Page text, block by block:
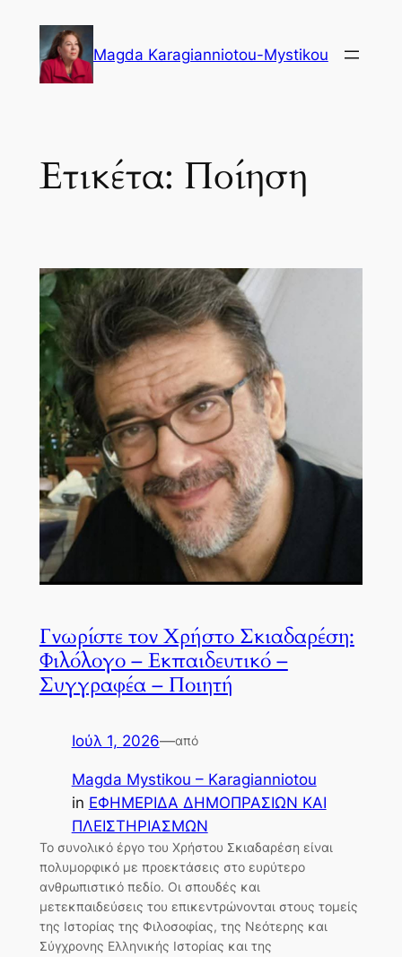
περιεχόμενο
Magda Karagianniotou-Mystikou
Ετικέτα: Ποίηση
Γνωρίστε τον Χρήστο Σκιαδαρέση:
Φιλόλογο – Εκπαιδευτικό –
Συγγραφέα – Ποιητή
Ιούλ 1, 2026—από
Magda Mystikou – Karagianniotou
in ΕΦΗΜΕΡΙΔΑ ΔΗΜΟΠΡΑΣΙΩΝ ΚΑΙ
ΠΛΕΙΣΤΗΡΙΑΣΜΩΝ
Το συνολικό έργο του Χρήστου Σκιαδαρέση είναι
πολυμορφικό με προεκτάσεις στο ευρύτερο
ανθρωπιστικό πεδίο. Οι σπουδές και
μετεκπαιδεύσεις του επικεντρώνονται στους τομείς
της Ιστορίας της Φιλοσοφίας, της Νεότερης και
Σύγχρονης Ελληνικής Ιστορίας και της